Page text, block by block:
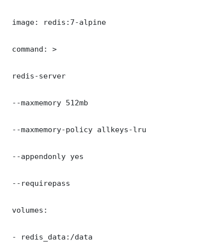
image: redis:7-alpine
command: >
redis-server
--maxmemory 512mb
--maxmemory-policy allkeys-lru
--appendonly yes
--requirepass
volumes:
- redis_data:/data